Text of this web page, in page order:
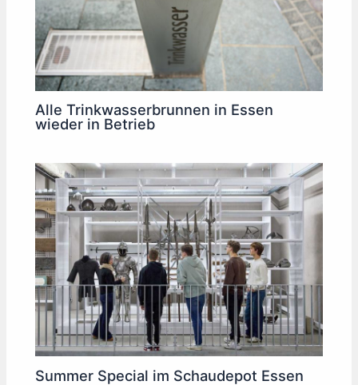
Alle Trinkwasserbrunnen in Essen
wieder in Betrieb
Summer Special im Schaudepot Essen